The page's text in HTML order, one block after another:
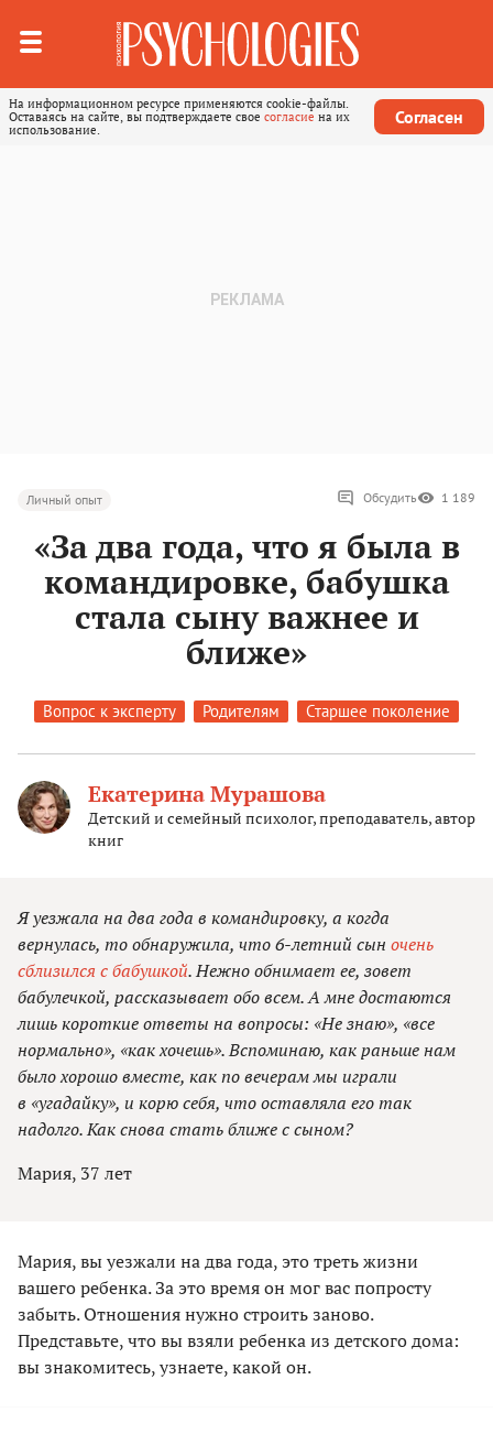
На информационном ресурсе применяются cookie-файлы.
Оставаясь на сайте, вы подтверждаете свое согласие на их
использование.
Согласен
Личный опыт Обсудить 1 189
«За два года, что я была в
командировке, бабушка
стала сыну важнее и
ближе»
Вопрос к эксперту Родителям Старшее поколение
Екатерина Мурашова
Детский и семейный психолог, преподаватель, автор
книг
Я уезжала на два года в командировку, а когда
вернулась, то обнаружила, что 6-летний сын очень
сблизился с бабушкой. Нежно обнимает ее, зовет
бабулечкой, рассказывает обо всем. А мне достаются
лишь короткие ответы на вопросы: «Не знаю», «все
нормально», «как хочешь». Вспоминаю, как раньше нам
было хорошо вместе, как по вечерам мы играли
в «угадайку», и корю себя, что оставляла его так
надолго. Как снова стать ближе с сыном?
Мария, 37 лет
Мария, вы уезжали на два года, это треть жизни
вашего ребенка. За это время он мог вас попросту
забыть. Отношения нужно строить заново.
Представьте, что вы взяли ребенка из детского дома:
вы знакомитесь, узнаете, какой он.